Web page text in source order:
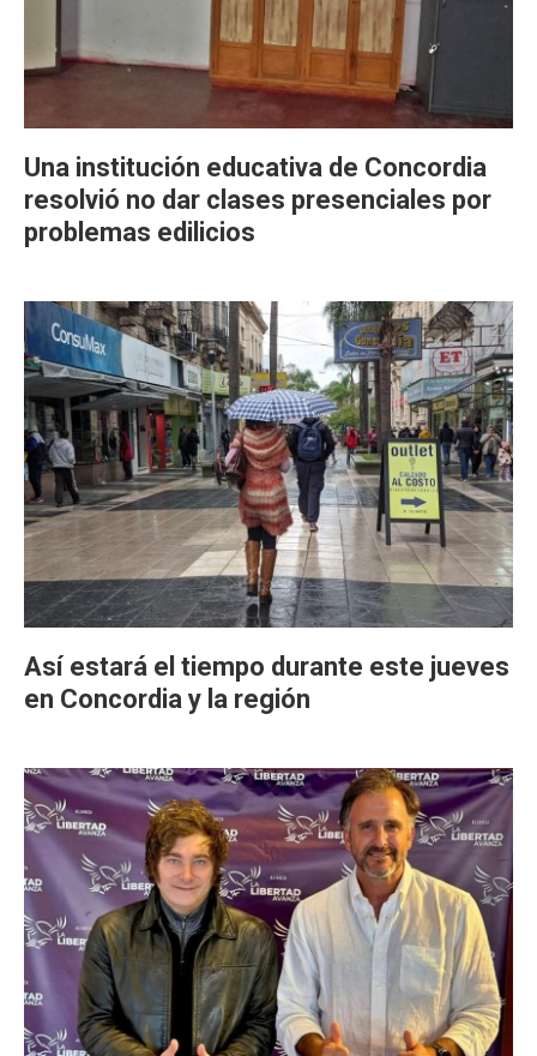
Una institución educativa de Concordia
resolvió no dar clases presenciales por
problemas edilicios
Así estará el tiempo durante este jueves
en Concordia y la región